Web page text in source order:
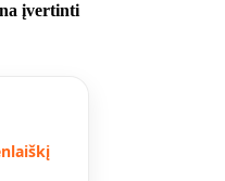
įvertinti